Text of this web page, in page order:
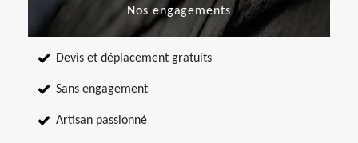
Nos engagements
Devis et déplacement gratuits
Sans engagement
Artisan passionné